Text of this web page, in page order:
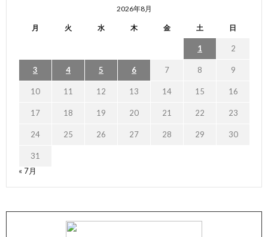
2026年8月
月 火 水 木 金 土 日
1 2
3 4 5 6 7 8 9
10 11 12 13 14 15 16
17 18 19 20 21 22 23
24 25 26 27 28 29 30
31
« 7月